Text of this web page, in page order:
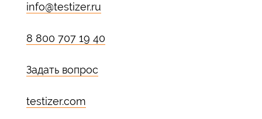
info@testizer.ru
8 800 707 19 40
Задать вопрос
testizer.com